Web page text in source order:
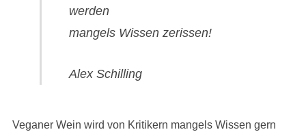
werden
mangels Wissen zerissen!
Alex Schilling
Veganer Wein wird von Kritikern mangels Wissen gern